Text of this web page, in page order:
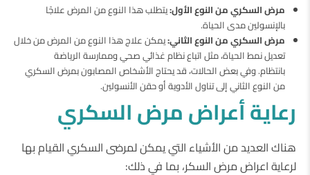
مرض السكري من النوع الأول:يتطلب هذا النوع من المرض علاجًا
بالإنسولين مدى الحياة.
مرض السكري من النوع الثاني:يمكن علاج هذا النوع من المرض من خلال
تعديل نمط الحياة، مثل اتباع نظام غذائي صحي وممارسة الرياضة
بانتظام. وفي بعض الحالات، قد يحتاج الأشخاص المصابون بمرض السكري
من النوع الثاني إلى تناول الأدوية أو حقن الأنسولين.
رعاية أعراض مرض السكري
هناك العديد من الأشياء التي يمكن لمرضى السكري القيام بها
لرعاية اعراض مرض السكر، بما في ذلك: